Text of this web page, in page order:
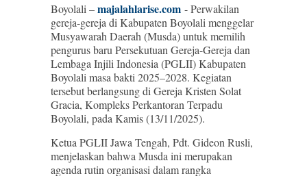
Boyolali –majalahlarise.com - Perwakilan
gereja-gereja di Kabupaten Boyolali menggelar
Musyawarah Daerah (Musda) untuk memilih
pengurus baru Persekutuan Gereja-Gereja dan
Lembaga Injili Indonesia (PGLII) Kabupaten
Boyolali masa bakti 2025–2028. Kegiatan
tersebut berlangsung di Gereja Kristen Solat
Gracia, Kompleks Perkantoran Terpadu
Boyolali, pada Kamis (13/11/2025).
Ketua PGLII Jawa Tengah, Pdt. Gideon Rusli,
menjelaskan bahwa Musda ini merupakan
agenda rutin organisasi dalam rangka